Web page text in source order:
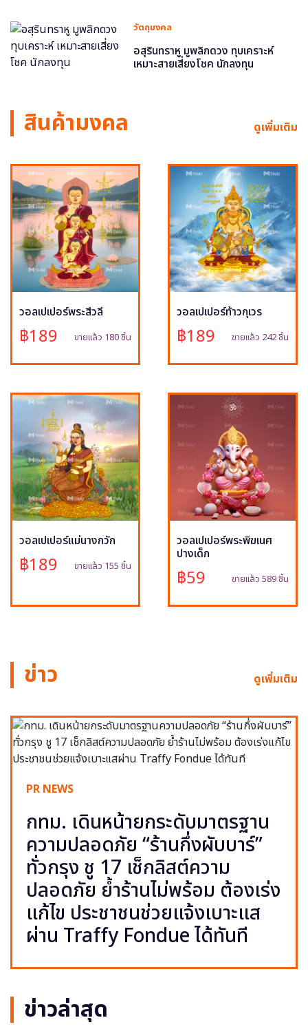
วัตถุมงคล
อสุรินทราหู มูพลิกดวง ทุบเคราะห์
เหมาะสายเสี่ยงโชค นักลงทุน
สินค้ามงคล ดูเพิ่มเติม
วอลเปเปอร์พระสีวลี
฿189 ขายแล้ว 180 ชิ้น
วอลเปเปอร์ท้าวกุเวร
฿189 ขายแล้ว 242 ชิ้น
วอลเปเปอร์แม่นางกวัก
฿189 ขายแล้ว 155 ชิ้น
วอลเปเปอร์พระพิฆเนศ
ปางเด็ก
฿59 ขายแล้ว 589 ชิ้น
ข่าว ดูเพิ่มเติม
PR NEWS
กทม. เดินหน้ายกระดับมาตรฐาน
ความปลอดภัย “ร้านกึ่งผับบาร์”
ทั่วกรุง ชู 17 เช็กลิสต์ความ
ปลอดภัย ย้ำร้านไม่พร้อม ต้องเร่ง
แก้ไข ประชาชนช่วยแจ้งเบาะแส
ผ่าน Traffy Fondue ได้ทันที
ข่าวล่าสุด